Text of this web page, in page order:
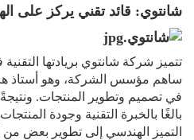
شانتوي: قائد تقني يركز على
تتميز شركة شانتوي بريادتها
ساهم مؤسس الشركة، وهو أستاذ
في تصميم وتطوير المنتجات.
بالغًا بالخبرة التقنية وجودة
التميز الهندسي إلى تطوير بعضٍ من